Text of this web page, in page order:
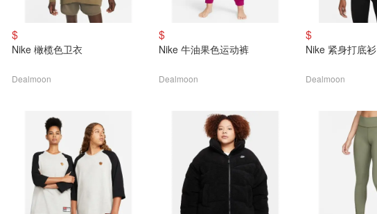
$
Nike 橄榄色卫衣
Dealmoon
$
Nike 牛油果色运动裤
Dealmoon
$
Nike 紧身打底衫
Dealmoon